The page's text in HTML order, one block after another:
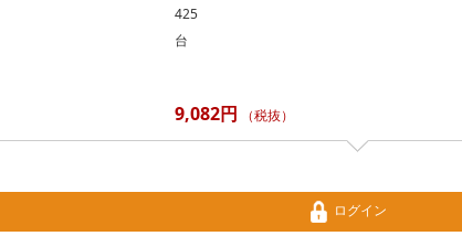
425
台
9,082円 （税抜）
ログイン